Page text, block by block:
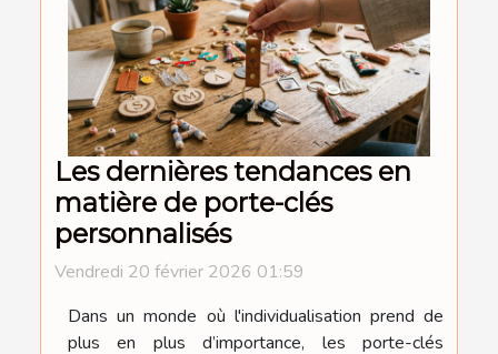
Les dernières tendances en
matière de porte-clés
personnalisés
Vendredi 20 février 2026 01:59
Dans un monde où l'individualisation prend de
plus en plus d’importance, les porte-clés